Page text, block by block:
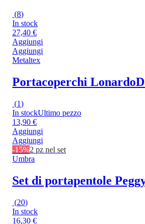
(8)
In stock
27,40 €
Aggiungi
Aggiungi
Metaltex
Portacoperchi Lonardo
(1)
In stockUltimo pezzo
13,90 €
Aggiungi
Aggiungi
-15%2 pz nel set
Umbra
Set di portapentole
(20)
In stock
16,30 €